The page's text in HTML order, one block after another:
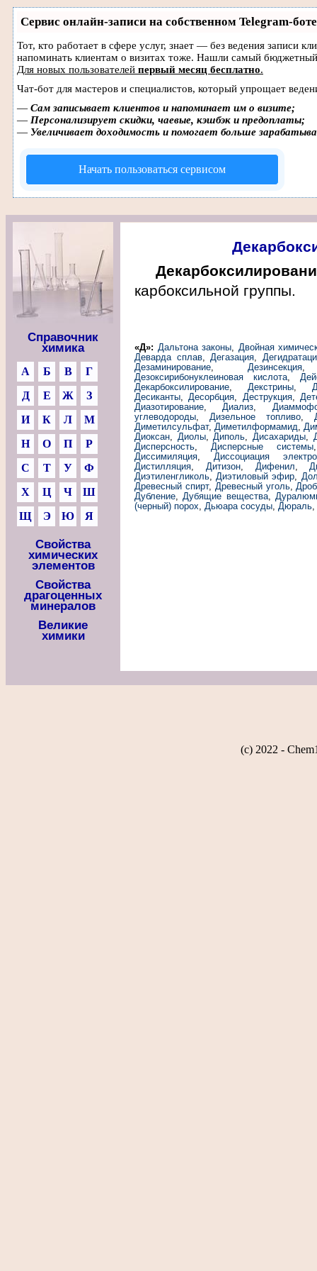
Сервис онлайн-записи на собственном Telegram-боте
Тот, кто работает в сфере услуг, знает — без ведения записи
напоминать клиентам о визитах тоже. Нашли самый
Для новых пользователей первый месяц бесплатно.
Чат-бот для мастеров и специалистов, который упрощает
— Сам записывает клиентов и напоминает им о визите;
— Персонализирует скидки, чаевые, кэшбэк и предоплаты;
— Увеличивает доходимость и помогает больше
Начать пользоваться сервисом
Справочник
химика
А Б В
Г
Д
Е Ж
З
И
К Л
М
Н
О П
Р
С
Т У
Ф
Х
Ц Ч
Ш
Щ
Э Ю Я
Свойства
химических
элементов
Свойства
драгоценных
минералов
Великие
химики
карбоксильной группы.
«Д»: Дальтона законы, Двойная
Деварда сплав,Дегазация,
Дезаминирование, Дезинсекция
Дезоксирибонуклеиновая кислота,
Декарбоксилирование, Декстрины,
Десиканты,Десорбция, Деструкция,
Диазотирование,Диализ,
углеводороды, Дизельное топливо,
Диметилсульфат, Диметилформамид,
Диоксан, Диолы,Диполь,Дисахариды,
Дисперсность, Дисперсные системы
Диссимиляция, Диссоциация
Дистилляция, Дитизон, Дифенил,
Диэтиленгликоль,Диэтиловый эфир,
Древесный спирт, Древесный уголь,
Дубление,Дубящие вещества,
(черный) порох, Дьюара сосуды, Дюраль,
(c) 2022 -